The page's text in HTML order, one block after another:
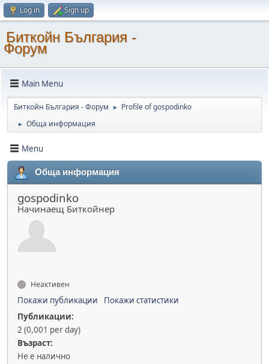
Log in Sign up
Биткойн България -
Форум
Main Menu
Биткойн България - Форум ► Profile of gospodinko
► Обща информация
Menu
Обща информация
gospodinko
Начинаещ Биткойнер
Неактивен
Покажи публикации
Покажи статистики
Публикации:
2 (0,001 per day)
Възраст:
Не е налично